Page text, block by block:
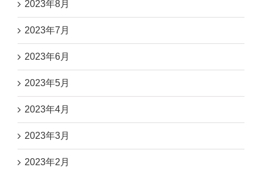
2023年8月
2023年7月
2023年6月
2023年5月
2023年4月
2023年3月
2023年2月